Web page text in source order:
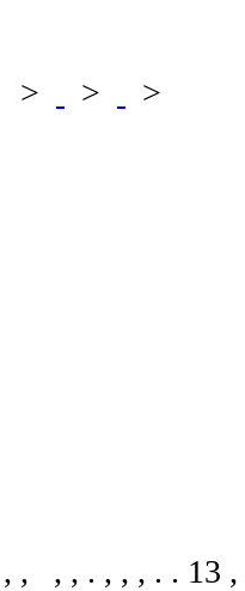
> > >
, , , , . , , , . . 13 ,